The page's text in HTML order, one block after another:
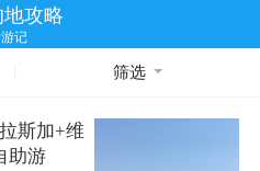
地攻略
游记
筛选
斯加+维
助游